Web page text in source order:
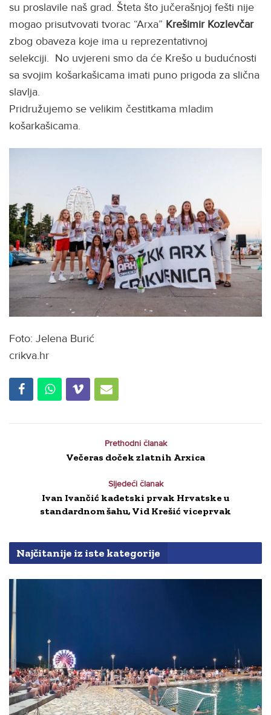
su proslavile naš grad. Šteta što jučerašnjoj fešti nije
mogao prisutvovati tvorac “Arxa” Krešimir Kozlevčar
zbog obaveza koje ima u reprezentativnoj
selekciji. No uvjereni smo da će Krešo u budućnosti
sa svojim košarkašicama imati puno prigoda za slična
slavlja.
Pridružujemo se velikim čestitkama mladim
košarkašicama.
Foto: Jelena Burić
crikva.hr
Prethodni članak
Večeras doček zlatnih Arxica
Sljedeći članak
Ivan Ivančić kadetski prvak Hrvatske u
standardnom šahu, Vid Krešić viceprvak
Najčitanije iz iste kategorije